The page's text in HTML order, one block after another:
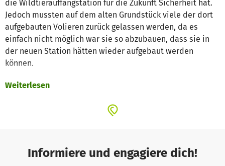
die Wildtierauffangstation für die Zukunft Sicherheit hat.
Jedoch mussten auf dem alten Grundstück viele der dort
aufgebauten Volieren zurück gelassen werden, da es
einfach nicht möglich war sie so abzubauen, dass sie in
der neuen Station hätten wieder aufgebaut werden
können.
Nur durch Spenden war es möglich erst einmal die
vorhandenen Pfleglinge und Dauerpfleglinge notwendig
der Wildtiere die in der Station abgegeben werden
steigen auch die monatlichen Futterkosten. Derzeit
Weiterlesen
Informiere und engagiere dich!